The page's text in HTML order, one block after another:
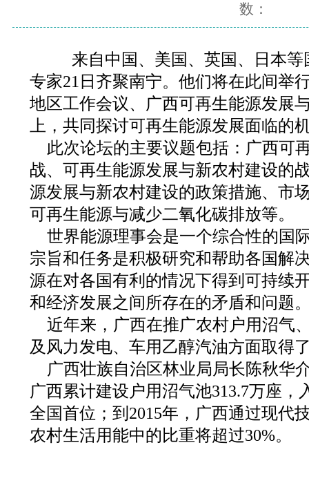
数：
来自中国、美国、英国、日本等
专家21日齐聚南宁。他们将在此间举
地区工作会议、广西可再生能源发展
上，共同探讨可再生能源发展面临的
此次论坛的主要议题包括：广西可
战、可再生能源发展与新农村建设的
源发展与新农村建设的政策措施、市
可再生能源与减少二氧化碳排放等。
世界能源理事会是一个综合性的国
宗旨和任务是积极研究和帮助各国解
源在对各国有利的情况下得到可持续
和经济发展之间所存在的矛盾和问题
近年来，广西在推广农村户用沼气
及风力发电、车用乙醇汽油方面取得
广西壮族自治区林业局局长陈秋华
广西累计建设户用沼气池313.7万座，
全国首位；到2015年，广西通过现代
农村生活用能中的比重将超过30%。